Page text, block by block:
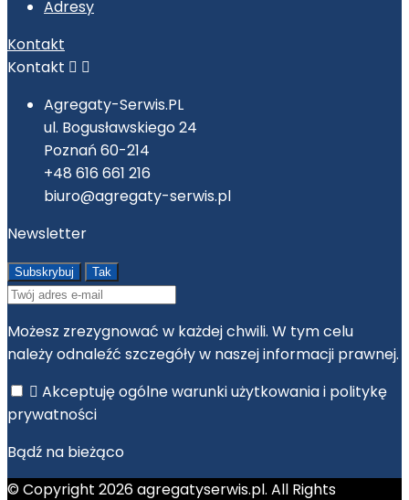
Adresy
Kontakt
Kontakt  
Agregaty-Serwis.PL
ul. Bogusławskiego 24
Poznań 60-214
+48 616 661 216
biuro@agregaty-serwis.pl
Newsletter
Możesz zrezygnować w każdej chwili. W tym celu
należy odnaleźć szczegóły w naszej informacji prawnej.
 Akceptuję ogólne warunki użytkowania i politykę
prywatności
Bądź na bieżąco
© Copyright 2026 agregatyserwis.pl. All Rights